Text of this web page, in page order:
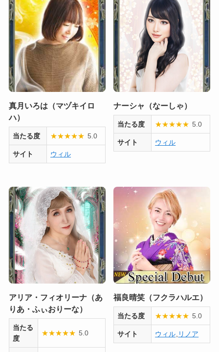
真月いろは（マヅキイロ
ハ）
当たる度 ★★★★★ 5.0
サイト ウィル
ナーシャ（なーしゃ）
当たる度 ★★★★★ 5.0
サイト ウィル
アリア・フィオリーナ（あ
りあ・ふぃおりーな）
当たる
度
★★★★★ 5.0
福良晴笑（フクラハルエ）
当たる度 ★★★★★ 5.0
サイト ウィル, リノア